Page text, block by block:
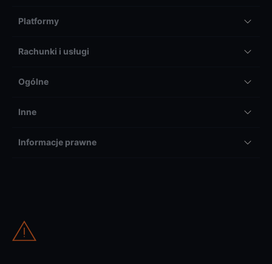
Platformy
Rachunki i usługi
Ogólne
Inne
Informacje prawne